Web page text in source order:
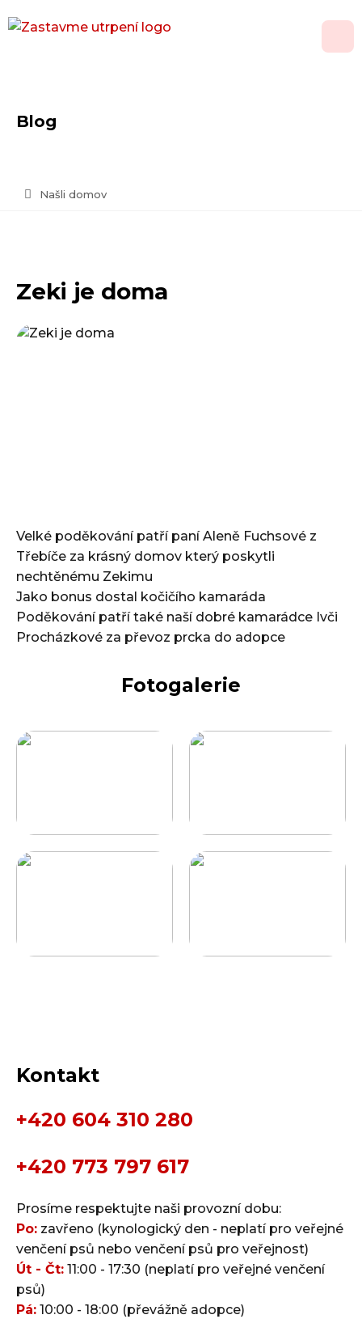
Vánoční přání
Blog
Našli domov
Zeki je doma
Velké poděkování patří paní Aleně Fuchsové z
Třebíče za krásný domov který poskytli
nechtěnému Zekimu
Jako bonus dostal kočičího kamaráda
Poděkování patří také naší dobré kamarádce Ivči
Procházkové za převoz prcka do adopce
Fotogalerie
Kontakt
+420 604 310 280
+420 773 797 617
Prosíme respektujte naši provozní dobu:
Po: zavřeno (kynologický den - neplatí pro veřejné
venčení psů nebo venčení psů pro veřejnost)
Út - Čt: 11:00 - 17:30 (neplatí pro veřejné venčení
psů)
Pá: 10:00 - 18:00 (převážně adopce)